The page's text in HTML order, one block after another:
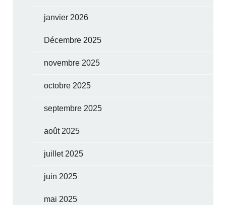
janvier 2026
Décembre 2025
novembre 2025
octobre 2025
septembre 2025
août 2025
juillet 2025
juin 2025
mai 2025